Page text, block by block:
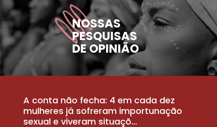
NOSSAS
PESQUISAS
DE OPINIÃO
A conta não fecha: 4 em cada dez
mulheres já sofreram importunação
sexual e viveram situaçõ...